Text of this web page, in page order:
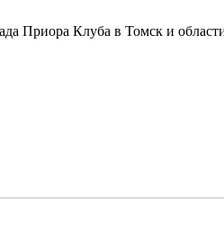
Приора Клуба в Томск и